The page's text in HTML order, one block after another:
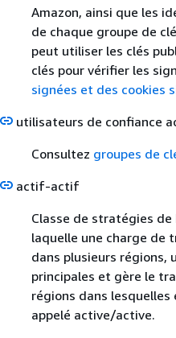
Amazon, ainsi que les
de chaque groupe de
peut utiliser les clés
clés pour vérifier les
signées et des cookies
utilisateurs de confiance
Consultez groupes de
actif-actif
Classe de stratégies
laquelle une charge de
dans plusieurs régions,
principales et gère le
régions dans
appelé active/active.